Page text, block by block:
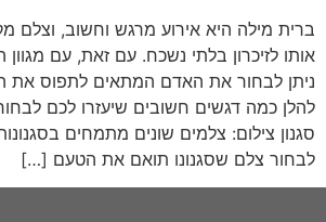
ברית מילה היא אירוע מרגש וחשוב, וצלם
אותו לזיכרון בלתי נשכח. עם זאת, עם מגוון
ניתן לבחור את האדם המתאים לתפוס את
סגנון צילום: צלמים שונים מתמחים
לבחור צלם שסגנונו תואם את הטעם […]